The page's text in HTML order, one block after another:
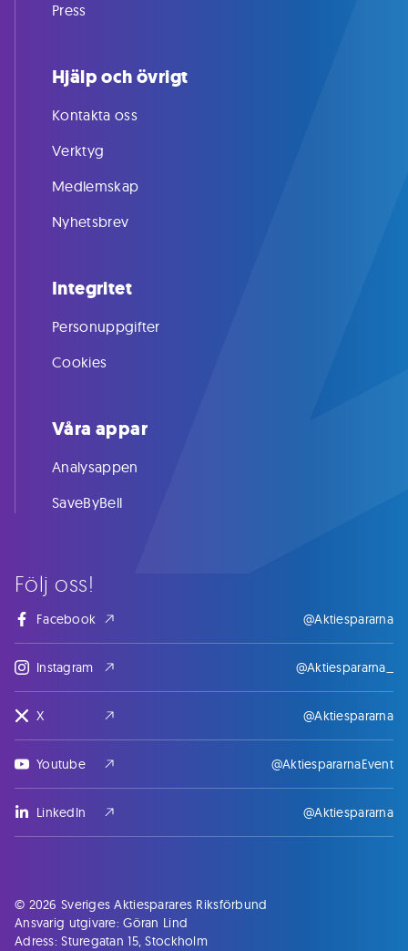
Följ oss!
Facebook @Aktiespararna
Instagram @Aktiespararna_
X @Aktiespararna
Youtube @AktiespararnaEvent
LinkedIn @Aktiespararna
Press
Hjälp och övrigt
Kontakta oss
Verktyg
Medlemskap
Nyhetsbrev
Integritet
Personuppgifter
Cookies
Våra appar
Analysappen
SaveByBell
© 2026 Sveriges Aktiesparares Riksförbund
Ansvarig utgivare: Göran Lind
Adress: Sturegatan 15, Stockholm